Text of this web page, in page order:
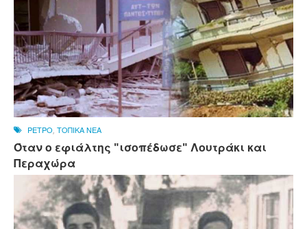
ΡΕΤΡΟ, ΤΟΠΙΚΑ ΝΕΑ
Όταν ο εφιάλτης "ισοπέδωσε" Λουτράκι και
Περαχώρα